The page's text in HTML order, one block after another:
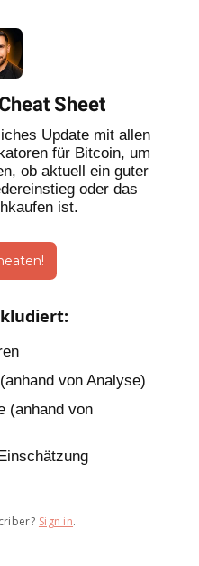
Sheet
Update mit allen
für Bitcoin, um
ob aktuell ein guter
oder das
ist.
:
von Analyse)
(anhand von
Sign in.